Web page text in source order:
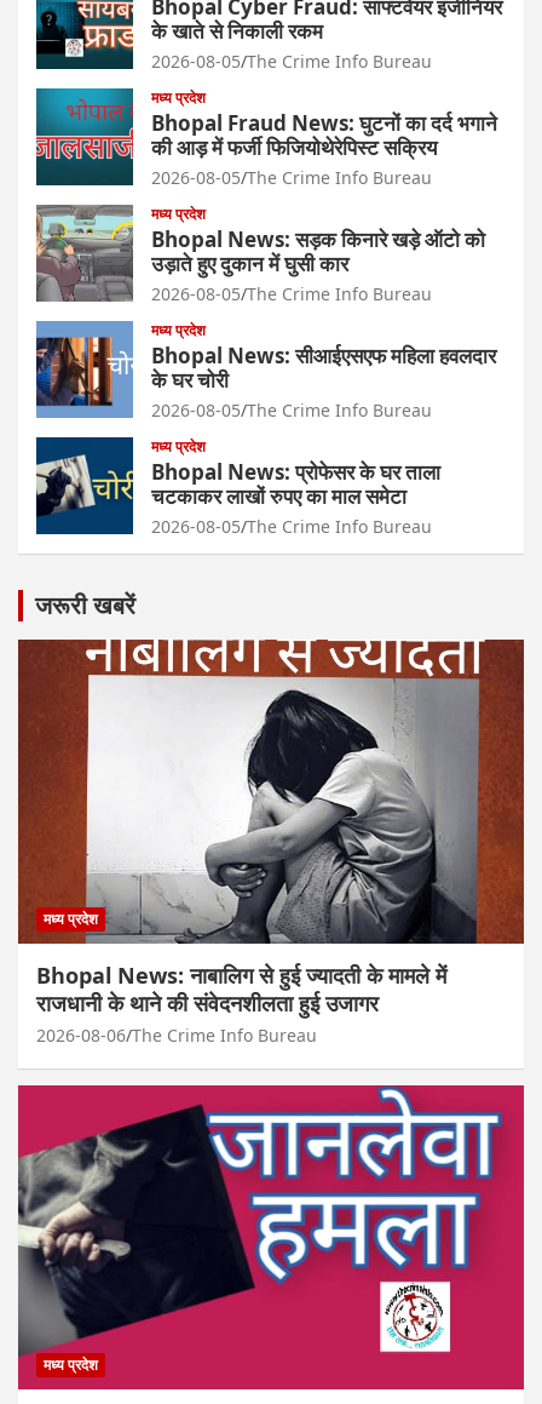
Bhopal Cyber Fraud: साफ्टवेयर इंजीनियर
के खाते से निकाली रकम
2026-08-05 The Crime Info Bureau
मध्य प्रदेश
Bhopal Fraud News: घुटनों का दर्द भगाने
की आड़ में फर्जी फिजियोथेरेपिस्ट सक्रिय
2026-08-05 The Crime Info Bureau
मध्य प्रदेश
Bhopal News: सड़क किनारे खड़े ऑटो को
उड़ाते हुए दुकान में घुसी कार
2026-08-05 The Crime Info Bureau
मध्य प्रदेश
Bhopal News: सीआईएसएफ महिला हवलदार
के घर चोरी
2026-08-05 The Crime Info Bureau
मध्य प्रदेश
Bhopal News: प्रोफेसर के घर ताला
चटकाकर लाखों रुपए का माल समेटा
2026-08-05 The Crime Info Bureau
जरूरी खबरें
मध्य प्रदेश
Bhopal News: नाबालिग से हुई ज्यादती के मामले में
राजधानी के थाने की संवेदनशीलता हुई उजागर
2026-08-06 The Crime Info Bureau
मध्य प्रदेश